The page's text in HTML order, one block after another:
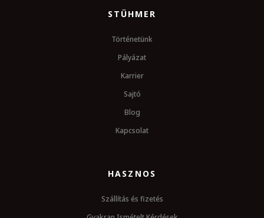
STÜHMER
Történetünk
Pályázat
Karrier
Sajtó
Blog
Kapcsolat
HASZNOS
Szállítás és fizetés